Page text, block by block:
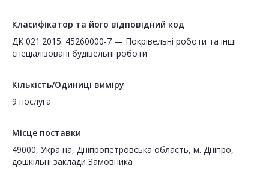
Класифікатор та його відповідний код
ДК 021:2015: 45260000-7 — Покрівельні роботи та інші
спеціалізовані будівельні роботи
Кількість/Одиниці виміру
9 послуга
Місце поставки
49000, Україна, Дніпропетровська область, м. Дніпро,
дошкільні заклади Замовника